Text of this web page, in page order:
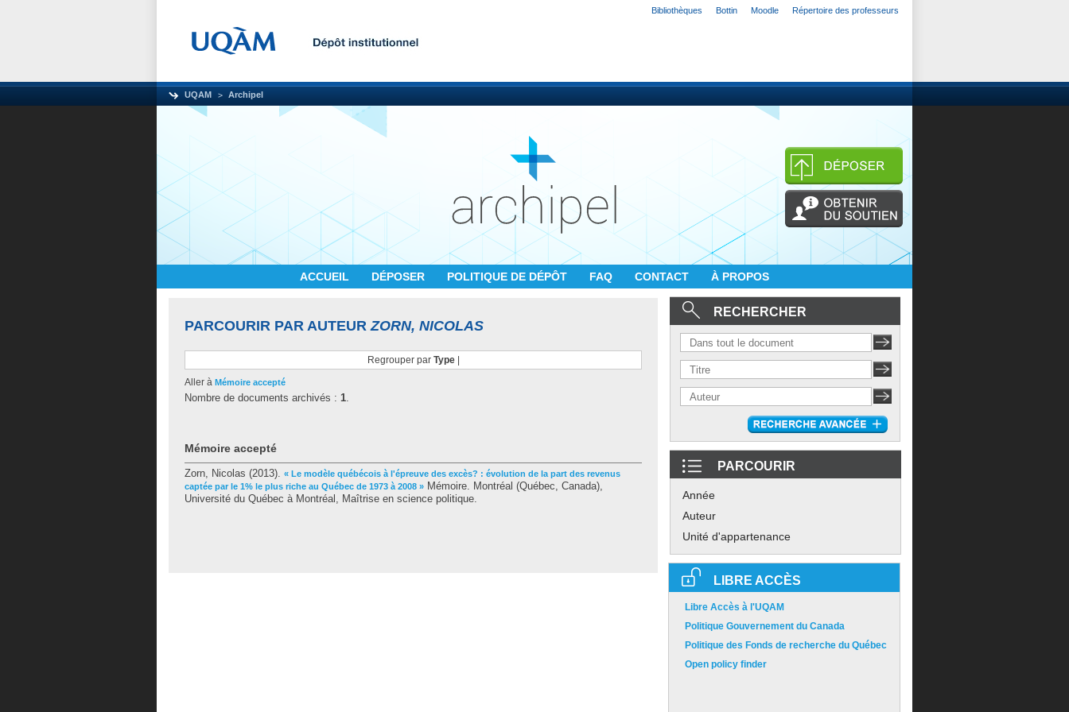
Bibliothèques Bottin Moodle Répertoire des professeurs
UQAM Archipel
ACCUEIL DÉPOSER POLITIQUE DE DÉPÔT FAQ CONTACT À PROPOS
PARCOURIR PAR AUTEURZORN, NICOLAS
Regrouper par Type|
Aller à Mémoire accepté
Nombre de documents archivés : 1.
Mémoire accepté
Zorn, Nicolas (2013). « Le modèle québécois à l'épreuve des excès? : évolution de la part des revenus
captée par le 1% le plus riche au Québec de 1973 à 2008 » Mémoire. Montréal (Québec, Canada),
Université du Québec à Montréal, Maîtrise en science politique.
RECHERCHER
PARCOURIR
Année
Auteur
Unité d'appartenance
LIBRE ACCÈS
Libre Accès à l'UQAM
Politique Gouvernement du Canada
Politique des Fonds de recherche du Québec
Open policy finder